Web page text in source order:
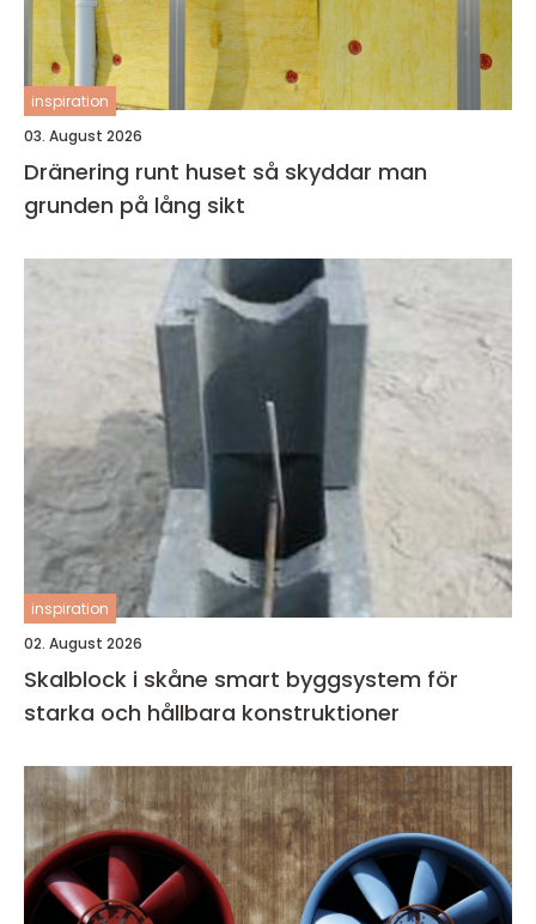
inspiration
03. August 2026
Dränering runt huset så skyddar man
grunden på lång sikt
inspiration
02. August 2026
Skalblock i skåne smart byggsystem för
starka och hållbara konstruktioner